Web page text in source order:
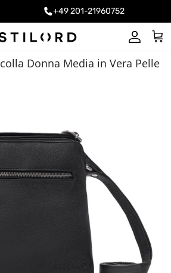
+49 201-21960752
Account
Donna Media in Vera Pelle